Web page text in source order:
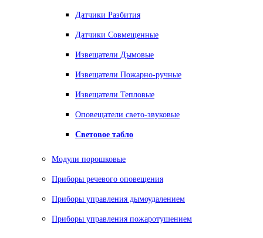
Датчики Разбития
Датчики Совмещенные
Извещатели Дымовые
Извещатели Пожарно-ручные
Извещатели Тепловые
Оповещатели свето-звуковые
Световое табло
Модули порошковые
Приборы речевого оповещения
Приборы управления дымоудалением
Приборы управления пожаротушением